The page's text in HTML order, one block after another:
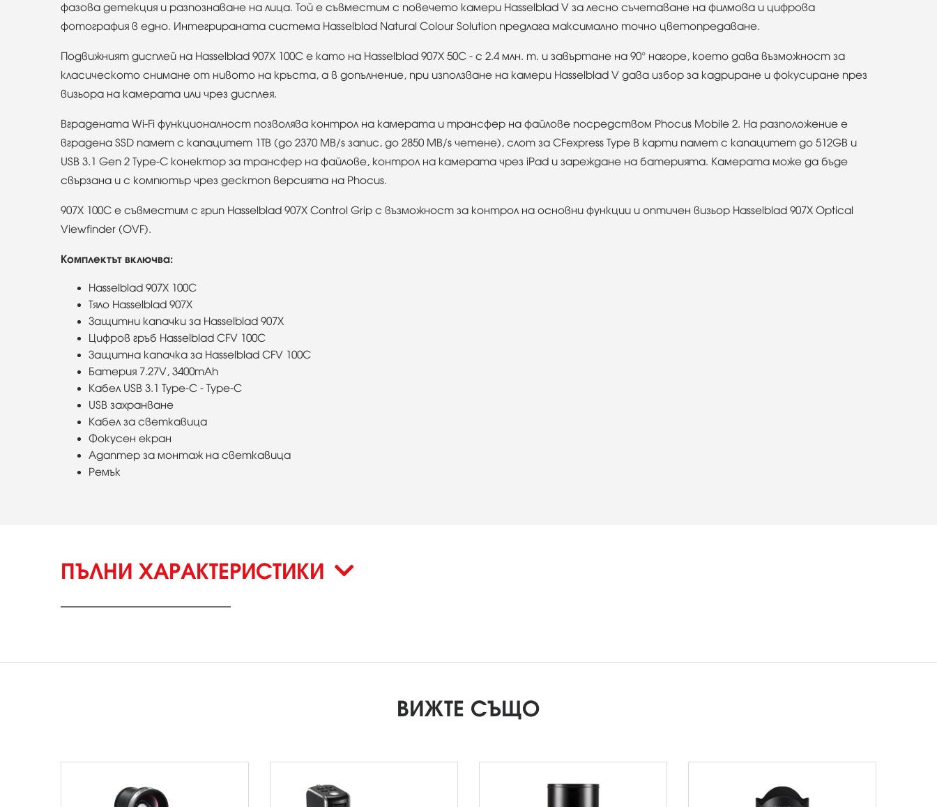
фазова детекция и разпознаване на лица. Той е съвместим с повечето камери Hasselblad V за лесно съчетаване на филмова и цифрова
фотография в едно. Интегрираната система Hasselblad Natural Colour Solution предлага максимално точно цветопредаване.
Подвижният дисплей на Hasselblad 907X 100C е като на Hasselblad 907X 50C - с 2.4 млн. т. и завъртане на 90° нагоре, което дава възможност за
класическото снимане от нивото на кръста, а в допълнение, при използване на камери Hasselblad V дава избор за кадриране и фокусиране през
визьора на камерата или чрез дисплея.
Вградената Wi-Fi функционалност позволява контрол на камерата и трансфер на файлове посредством Phocus Mobile 2. На разположение е
вградена SSD памет с капацитет 1TB (до 2370 MB/s запис, до 2850 MB/s четене), слот за CFexpress Type B карти памет с капацитет до 512GB и
USB 3.1 Gen 2 Type-C конектор за трансфер на файлове, контрол на камерата чрез iPad и зареждане на батерията. Камерата може да бъде
свързана и с компютър чрез десктоп версията на Phocus.
907X 100C е съвместим с грип Hasselblad 907X Control Grip с възможност за контрол на основни функции и оптичен визьор Hasselblad 907X Optical
Viewfinder (OVF).
Комплектът включва:
Hasselblad 907X 100C
Тяло Hasselblad 907X
Защитни капачки за Hasselblad 907X
Цифров гръб Hasselblad CFV 100C
Защитна капачка за Hasselblad CFV 100C
Батерия 7.27V, 3400mAh
Кабел USB 3.1 Type-C - Type-C
USB захранване
Кабел за светкавица
Фокусен екран
Адаптер за монтаж на светкавица
Ремък
ПЪЛНИ ХАРАКТЕРИСТИКИ
ВИЖТЕ СЪЩО